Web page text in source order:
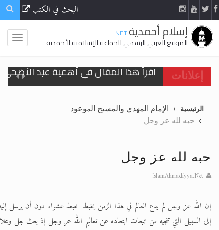
البحث في الكتب
إسلام أحمدية.NET
الموقع العربي الرسمي للجماعة الإسلامية الأحمدية
إعلانات
اقرأ هذا المقال في أهمية عيد
تعميم هامّ لأفراد الجماعة >> المزيد
اقرأ هذا الكتاب وتعرّف على حقيقة
الرئيسية
الإمام المهدي والمسيح الموعود
حبه لله عز وجل
حبه لله عز وجل
IslamAhmadiyya.Net
إن الله عز وجل لم يدع العالم في هذا الزمن يخبط خبط عشواء دون أن يرسل
إلى السبيل التي تنجيه من تبعات ابتعاده عن تعاليم الله عز وجل إذ بعث جل